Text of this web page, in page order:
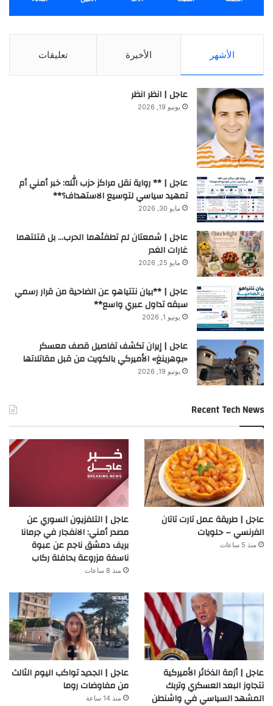
الأشهر الأخيرة تعليقات
عاجل | انظر انظر
يونيو 19, 2026
عاجل | ** رواية نقل مراكز حزب الله: خبر أمني أم
تمهيد سياسي لتوسيع الاستهداف؟**
مايو 30, 2026
عاجل | شمعتان لم تطفئهما الحرب… بل قتلتهما
غارات الغدر
مايو 25, 2026
عاجل | **بيان نتتياهو عن الضاحية من قرار رسمي
سبقه تداول عبري واسع**
يونيو 1, 2026
عاجل | إيران تكشف تفاصيل قصف معسكر
«بوهرينغ» الأميركي بالكويت من قبل مقاتلاتها
يونيو 19, 2026
Recent Tech News
عاجل | طريقة عمل تارت تاتان
الفرنسي – حلويات
منذ 5 ساعات
عاجل | التلفزيون السوري عن
مصدر أمني: الانفجار في جرمانا
بريف دمشق ناجم عن عبوة
ناسفة مزروعة بحافلة ركاب
منذ 8 ساعات
عاجل | أزمة الذخائر الأميركية
تتجاوز البعد العسكري وتربك
المشهد السياسي في واشنطن
عاجل | الجديد تواكب اليوم الثالث
من مفاوضات روما
منذ 14 ساعة